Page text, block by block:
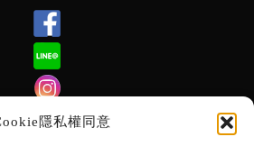
隱私權同意
訂閱電子報